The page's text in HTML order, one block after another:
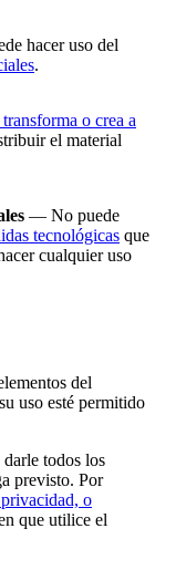
hacer uso del
.
o crea a
el material
— No puede
tecnológicas que
cualquier uso
del
uso esté permitido
todos los
previsto. Por
o
que utilice el